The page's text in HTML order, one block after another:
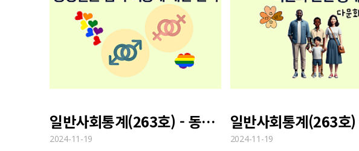
일반사회통계(263호) - 동성결혼 법적 허용에 대한 인식
2024-11-19 2024-11-19